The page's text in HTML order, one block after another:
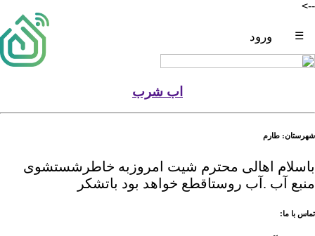
-->
ورود ☰
اب شرب
شهرستان: طارم
باسلام اهالی محترم شیت امروزبه خاطرشستشوی
منبع آب .آب روستاقطع خواهد بود باتشکر
تماس با ما: